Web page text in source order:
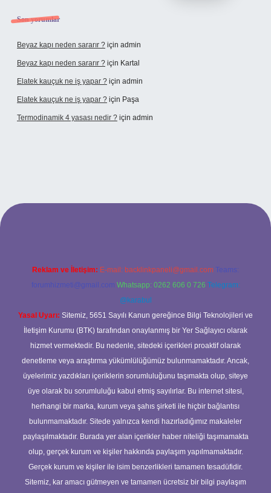
Son yorumlar
Beyaz kapı neden sararır ? için admin
Beyaz kapı neden sararır ? için Kartal
Elatek kauçuk ne iş yapar ? için admin
Elatek kauçuk ne iş yapar ? için Paşa
Termodinamik 4 yasası nedir ? için admin
Reklam ve İletişim: E-mail: backlinkpaneli@gmail.com Teams:
forumhizmeti@gmail.com Whatsapp: 0262 606 0 726 Telegram:
@karabul
Yasal Uyarı: Sitemiz, 5651 Sayılı Kanun gereğince Bilgi Teknolojileri ve
İletişim Kurumu (BTK) tarafından onaylanmış bir Yer Sağlayıcı olarak
hizmet vermektedir. Bu nedenle, sitedeki içerikleri proaktif olarak
denetleme veya araştırma yükümlülüğümüz bulunmamaktadır. Ancak,
üyelerimiz yazdıkları içeriklerin sorumluluğunu taşımakta olup, siteye
üye olarak bu sorumluluğu kabul etmiş sayılırlar. Bu internet sitesi,
herhangi bir marka, kurum veya şahıs şirketi ile hiçbir bağlantısı
bulunmamaktadır. Sitede yalnızca kendi hazırladığımız makaleler
paylaşılmaktadır. Burada yer alan içerikler haber niteliği taşımamakta
olup, gerçek kurum ve kişiler hakkında paylaşım yapılmamaktadır.
Gerçek kurum ve kişiler ile isim benzerlikleri tamamen tesadüfidir.
Sitemiz, kar amacı gütmeyen ve tamamen ücretsiz bir bilgi paylaşım